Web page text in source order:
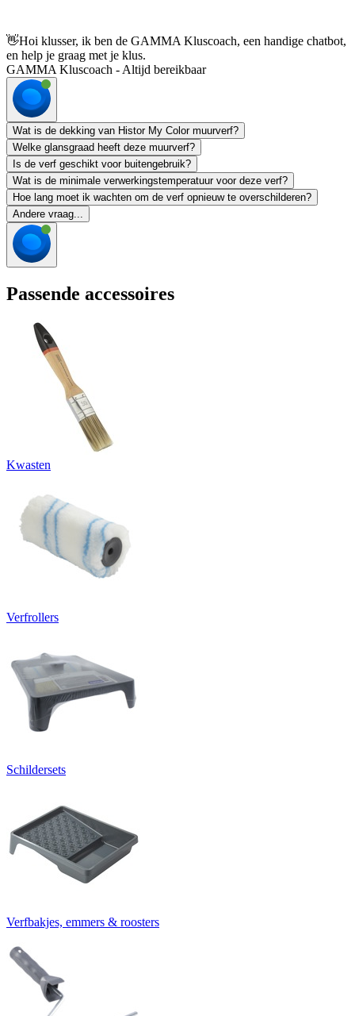
👋Hoi klusser, ik ben de GAMMA Kluscoach, een handige chatbot,
en help je graag met je klus.
GAMMA Kluscoach - Altijd bereikbaar
Wat is de dekking van Histor My Color muurverf?
Welke glansgraad heeft deze muurverf?
Is de verf geschikt voor buitengebruik?
Wat is de minimale verwerkingstemperatuur voor deze verf?
Hoe lang moet ik wachten om de verf opnieuw te overschilderen?
Andere vraag...
Passende accessoires
Kwasten
Verfrollers
Schildersets
Verfbakjes, emmers & roosters